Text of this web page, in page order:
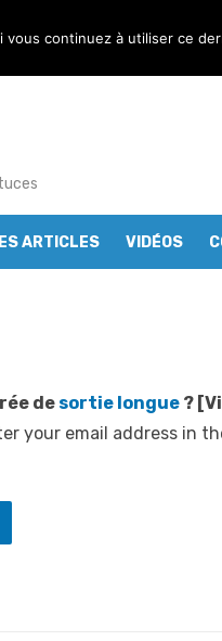
ARTICLES VIDÉOS
de sortie longue ?
your email address in
continuez à utiliser ce